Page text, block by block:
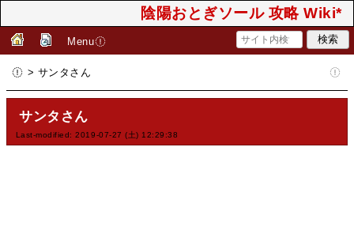
陰陽おとぎソール 攻略 Wiki*
Menu
> サンタさん
サンタさん
Last-modified: 2019-07-27 (土) 12:29:38